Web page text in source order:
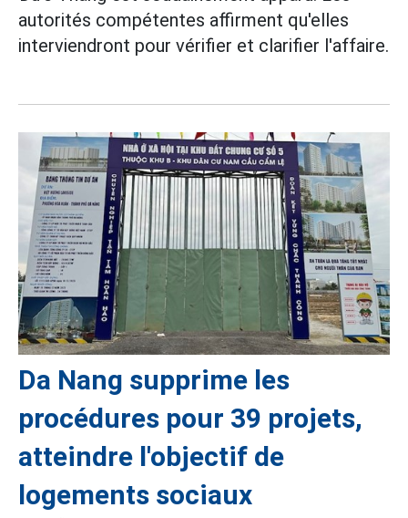
autorités compétentes affirment qu'elles
interviendront pour vérifier et clarifier l'affaire.
Da Nang supprime les
procédures pour 39 projets,
atteindre l'objectif de
logements sociaux